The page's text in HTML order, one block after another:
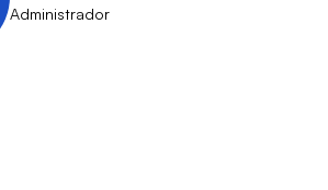
Administrador